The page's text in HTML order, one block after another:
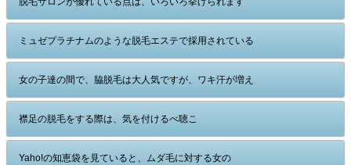
ミュゼプラチナムのような脱毛エステで採用されている
女の子達の間で、脇脱毛は大人気ですが、ワキ汗が増え
襟足の脱毛をする際は、気を付けるべ聴こ
Yaho!の知恵袋を見ていると、ムダ毛に対する女の